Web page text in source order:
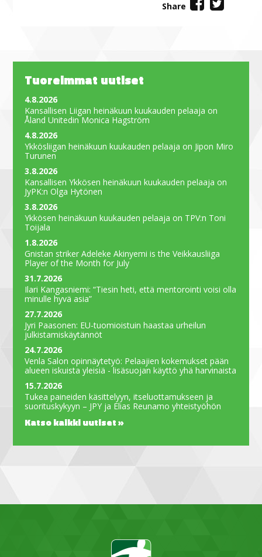
Share
Tuoreimmat uutiset
4.8.2026
Kansallisen Liigan heinäkuun kuukauden pelaaja on
Åland Unitedin Monica Hagström
4.8.2026
Ykkösliigan heinäkuun kuukauden pelaaja on Jipon Miro
Turunen
3.8.2026
Kansallisen Ykkösen heinäkuun kuukauden pelaaja on
JyPK:n Olga Hytönen
3.8.2026
Ykkösen heinäkuun kuukauden pelaaja on TPV:n Toni
Toijala
1.8.2026
Gnistan striker Adeleke Akinyemi is the Veikkausliiga
Player of the Month for July
31.7.2026
Ilari Kangasniemi: “Tiesin heti, että mentorointi voisi olla
minulle hyvä asia”
27.7.2026
Jyri Paasonen: EU-tuomioistuin haastaa urheilun
julkistamiskäytännöt
24.7.2026
Venla Salon opinnäytetyö: Pelaajien kokemukset pään
alueen iskuista yleisiä - lisäsuojan käyttö yhä harvinaista
15.7.2026
Tukea paineiden käsittelyyn, itseluottamukseen ja
suorituskykyyn – JPY ja Elias Reunamo yhteistyöhön
Katso kaikki uutiset »